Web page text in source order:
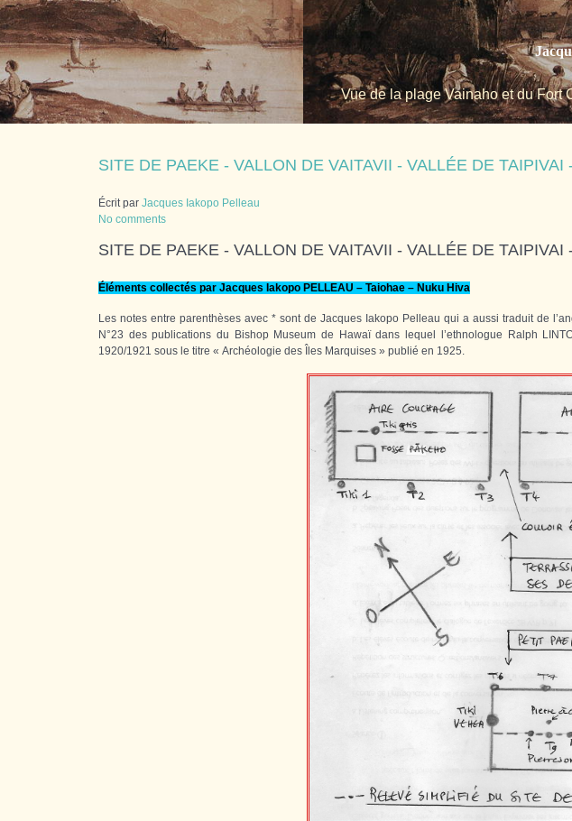
Vue de la plage Vainaho et du Fort
SITE DE PAEKE - VALLON DE VAITAVII - VALLÉE DE TAIPIVAI
Écrit par Jacques Iakopo Pelleau
No comments
SITE DE PAEKE - VALLON DE VAITAVII - VALLÉE DE TAIPIVAI
Éléments collectés par Jacques Iakopo PELLEAU – Taiohae – Nuku Hiva
Les notes entre parenthèses avec * sont de Jacques Iakopo Pelleau qui a aussi traduit de
N°23 des publications du Bishop Museum de Hawaï dans lequel l’ethnologue Ralph
1920/1921 sous le titre « Archéologie des Îles Marquises » publié en 1925.